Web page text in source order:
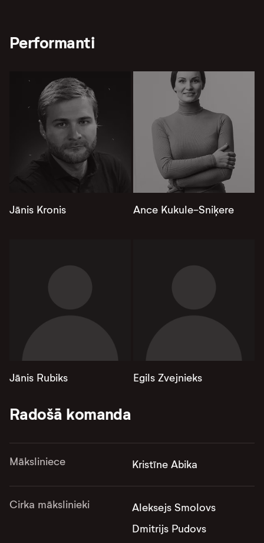
Performanti
Jānis Kronis Ance Kukule-Sniķere
Jānis Rubiks Egils Zvejnieks
Radošā komanda
Māksliniece Kristīne Abika
Cirka mākslinieki
Aleksejs Smolovs
Dmitrijs Pudovs